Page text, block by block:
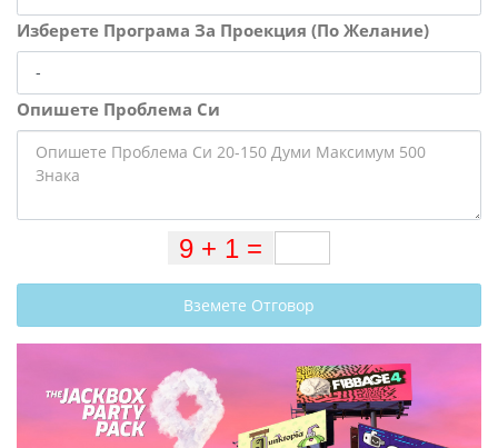
Изберете Програма За Проекция (По Желание)
Опишете Проблема Си
Вземете Отговор